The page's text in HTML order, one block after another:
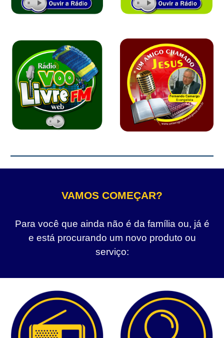
VAMOS COMEÇAR?
Para você que ainda não é da família ou, já é
e está procurando um novo produto ou
serviço: